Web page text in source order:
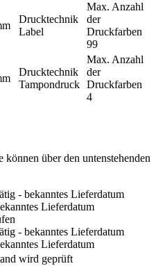
Drucktechnik
Label
Max. Anzahl
der
Druckfarben
99
Drucktechnik
Tampondruck
Max. Anzahl
der
Druckfarben
4
über den untenstehenden
- bekanntes Lieferdatum
Lieferdatum
- bekanntes Lieferdatum
Lieferdatum
wird geprüft